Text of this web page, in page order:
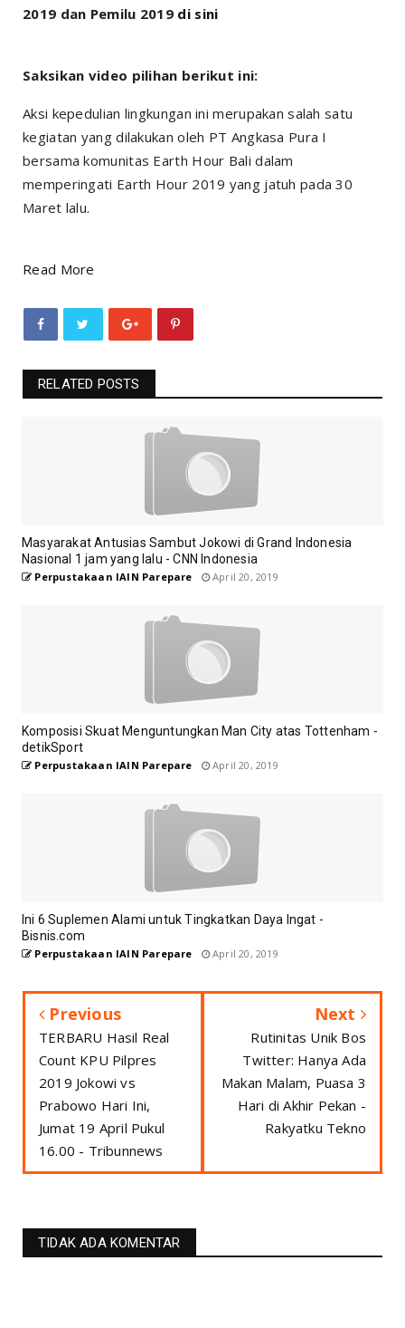
2019 dan Pemilu 2019 di sini
Saksikan video pilihan berikut ini:
Aksi kepedulian lingkungan ini merupakan salah satu
kegiatan yang dilakukan oleh PT Angkasa Pura I
bersama komunitas Earth Hour Bali dalam
memperingati Earth Hour 2019 yang jatuh pada 30
Maret lalu.
Read More
RELATED POSTS
Masyarakat Antusias Sambut Jokowi di Grand Indonesia
Nasional 1 jam yang lalu - CNN Indonesia
Perpustakaan IAIN Parepare April 20, 2019
Komposisi Skuat Menguntungkan Man City atas Tottenham -
detikSport
Perpustakaan IAIN Parepare April 20, 2019
Ini 6 Suplemen Alami untuk Tingkatkan Daya Ingat -
Bisnis.com
Perpustakaan IAIN Parepare April 20, 2019
Previous
TERBARU Hasil Real
Count KPU Pilpres
2019 Jokowi vs
Prabowo Hari Ini,
Jumat 19 April Pukul
16.00 - Tribunnews
Next
Rutinitas Unik Bos
Twitter: Hanya Ada
Makan Malam, Puasa 3
Hari di Akhir Pekan -
Rakyatku Tekno
TIDAK ADA KOMENTAR